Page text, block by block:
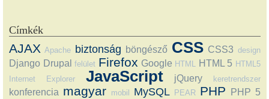
Címkék
AJAX Apache biztonság böngésző CSS CSS3 design
Django Drupal felület Firefox Google HTML HTML 5 HTML5
Internet Explorer
JavaScript jQuery keretrendszer
konferencia magyar mobil MySQL PEAR PHP PHP 5